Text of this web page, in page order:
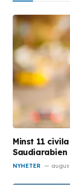
Minst 11
Saudiarabien
NYHETER